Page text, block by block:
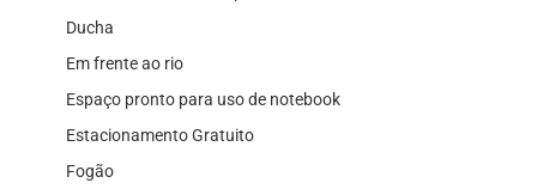
Ducha
Em frente ao rio
Espaço pronto para uso de notebook
Estacionamento Gratuito
Fogão